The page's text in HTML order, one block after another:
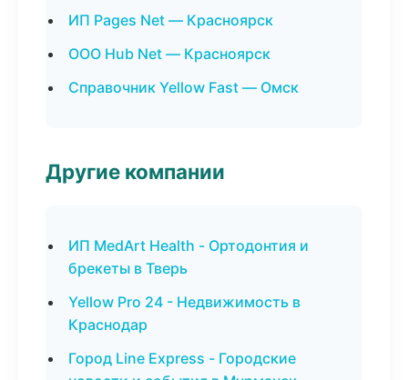
ИП Pages Net — Красноярск
ООО Hub Net — Красноярск
Справочник Yellow Fast — Омск
Другие компании
ИП MedArt Health - Ортодонтия и
брекеты в Тверь
Yellow Pro 24 - Недвижимость в
Краснодар
Город Line Express - Городские